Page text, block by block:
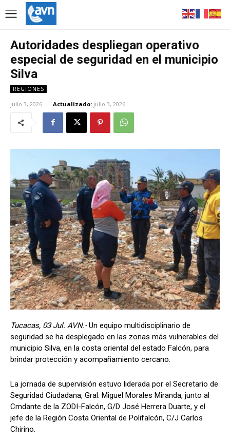
Autoridades despliegan operativo
especial de seguridad en el municipio
Silva
REGIONES
julio 3, 2026 Actualizado: julio 3, 2026
Tucacas, 03 Jul. AVN.-Un equipo multidisciplinario de
seguridad se ha desplegado en las zonas más vulnerables del
municipio Silva, en la costa oriental del estado Falcón, para
brindar protección y acompañamiento cercano.
La jornada de supervisión estuvo liderada por el Secretario de
Seguridad Ciudadana, Gral. Miguel Morales Miranda, junto al
Cmdante de la ZODI-Falcón, G/D José Herrera Duarte, y el
jefe de la Región Costa Oriental de Polifalcón, C/J Carlos
Chirino.